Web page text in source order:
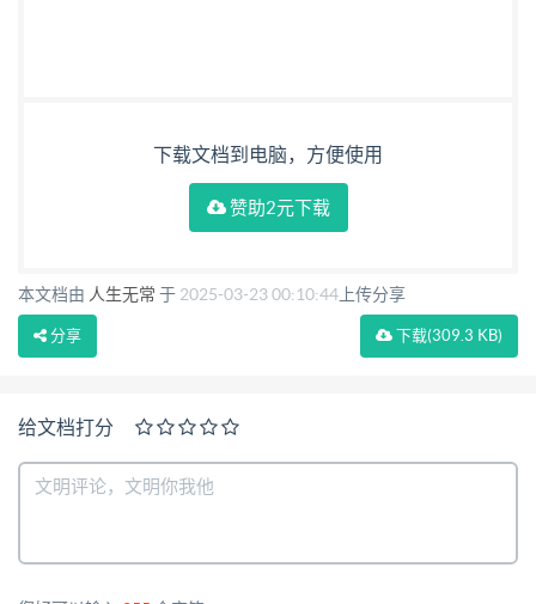
下载文档到电脑，方便使用
赞助2元下载
本文档由 人生无常 于 2025-03-23 00:10:44 上传分享
下载(309.3 KB)
分享
给文档打分